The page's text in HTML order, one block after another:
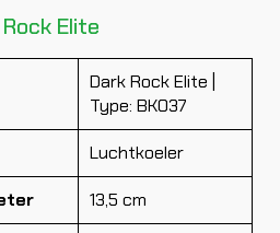
Elite
Dark Rock Elite |
Type: BK037
Luchtkoeler
13,5 cm